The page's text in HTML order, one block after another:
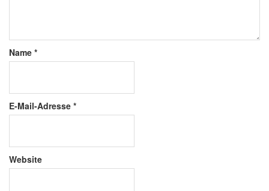
Name *
E-Mail-Adresse *
Website